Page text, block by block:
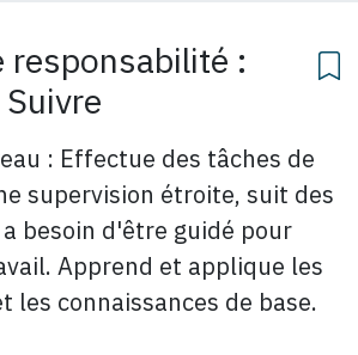
responsabilité :
: Effectue des tâches de
supervision étroite, suit des
besoin d'être guidé pour
Apprend et applique les
les connaissances de base.